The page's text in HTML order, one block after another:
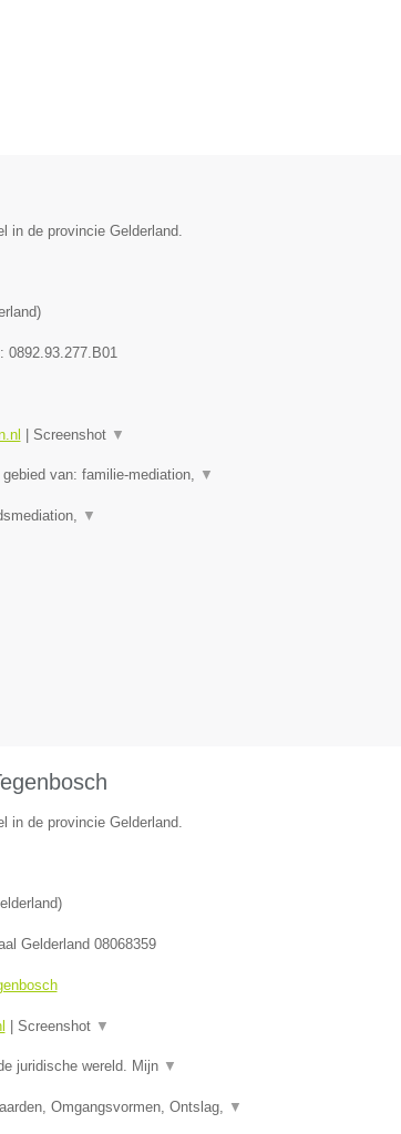
in de provincie Gelderland.
)
0892.93.277.B01
Screenshot ▼
van: familie-mediation, ▼
▼
in de provincie Gelderland.
)
Gelderland 08068359
Screenshot ▼
juridische wereld. Mijn ▼
Omgangsvormen, Ontslag, ▼